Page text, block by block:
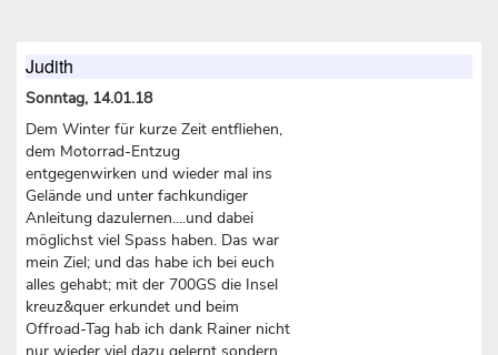
Judith
Sonntag, 14.01.18
Dem Winter für kurze Zeit entfliehen,
dem Motorrad-Entzug
entgegenwirken und wieder mal ins
Gelände und unter fachkundiger
Anleitung dazulernen....und dabei
möglichst viel Spass haben. Das war
mein Ziel; und das habe ich bei euch
alles gehabt; mit der 700GS die Insel
kreuz&quer erkundet und beim
Offroad-Tag hab ich dank Rainer nicht
nur wieder viel dazu gelernt sondern